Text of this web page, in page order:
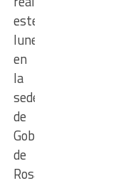
este
lunes,
en
la
sede
de
Gobierno
de
Rosario,